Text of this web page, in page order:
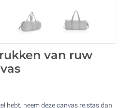
van ruw
hebt, neem deze canvas reistas dan